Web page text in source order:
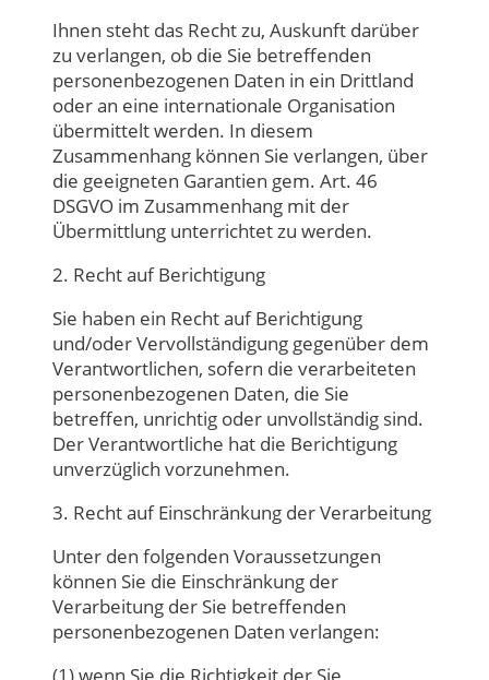
Ihnen steht das Recht zu, Auskunft darüber
zu verlangen, ob die Sie betreffenden
personenbezogenen Daten in ein Drittland
oder an eine internationale Organisation
übermittelt werden. In diesem
Zusammenhang können Sie verlangen, über
die geeigneten Garantien gem. Art. 46
DSGVO im Zusammenhang mit der
Übermittlung unterrichtet zu werden.
2. Recht auf Berichtigung
Sie haben ein Recht auf Berichtigung
und/oder Vervollständigung gegenüber dem
Verantwortlichen, sofern die verarbeiteten
personenbezogenen Daten, die Sie
betreffen, unrichtig oder unvollständig sind.
Der Verantwortliche hat die Berichtigung
unverzüglich vorzunehmen.
3. Recht auf Einschränkung der Verarbeitung
Unter den folgenden Voraussetzungen
können Sie die Einschränkung der
Verarbeitung der Sie betreffenden
personenbezogenen Daten verlangen: